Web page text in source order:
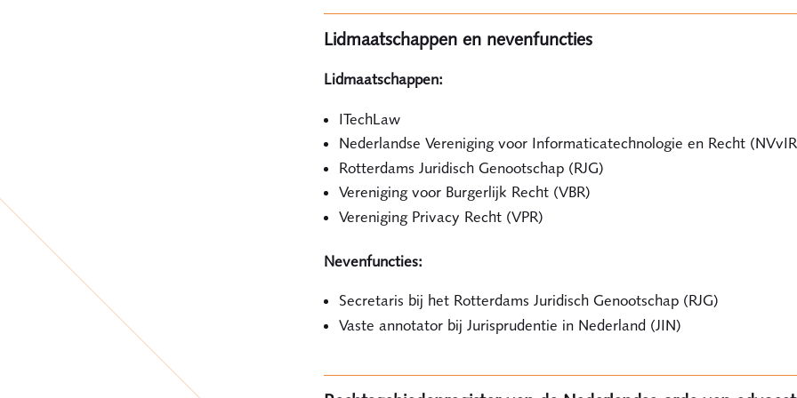
Lidmaatschappen en nevenfuncties
Lidmaatschappen:
ITechLaw
Nederlandse Vereniging voor Informaticatechnologie en Recht
Rotterdams Juridisch Genootschap (RJG)
Vereniging voor Burgerlijk Recht (VBR)
Vereniging Privacy Recht (VPR)
Nevenfuncties:
Secretaris bij het Rotterdams Juridisch Genootschap (RJG)
Vaste annotator bij Jurisprudentie in Nederland (JIN)